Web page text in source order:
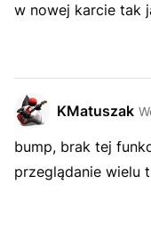
w nowej karcie tak
KMatuszak
bump, brak tej
przeglądanie wielu